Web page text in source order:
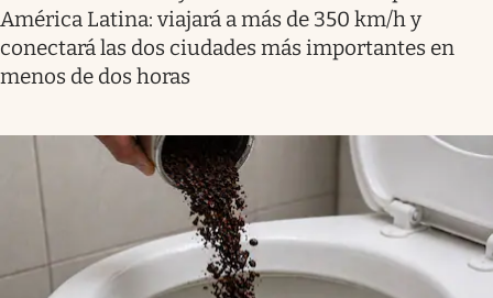
América Latina: viajará a más de 350 km/h y
conectará las dos ciudades más importantes en
menos de dos horas